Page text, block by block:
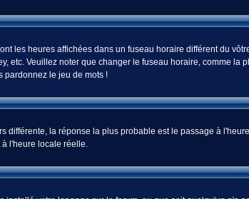
les heures affichées dans un fuseau horaire différent du
etc. Veuillez noter que changer le fuseau horaire, comme
pardonnez le jeu de mots !
la réponse la plus probable est le passage à
l'heure locale réelle.